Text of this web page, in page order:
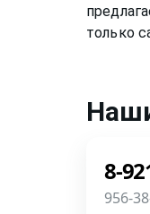
только
8-
956-